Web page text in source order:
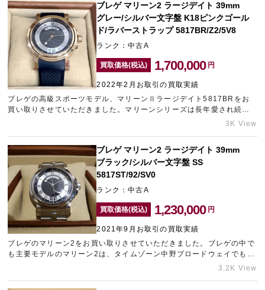
したらぜひタイムゾーン中野ブロードウェイまでご相談ください。タ
イムゾーン中野ブロードウェイは中野のブランド買取ナンバーワンを
目指しております。
ブレゲ マリーン2 ラージデイト 39mm
グレー/シルバー文字盤 K18ピンクゴール
ド/ラバーストラップ 5817BR/Z2/5V8
ランク：中古A
買取価格(税込) 1,700,000 円
2022年2月お取引の買取実績
ブレゲの高級スポーツモデル、マリーンⅡラージデイト5817BRをお
買い取りさせていただきました。マリーンシリーズは長年愛され続け
ている人気モデルで、生産終了後もこちらの時計を求める方は少なく
化はなかったことから高額査定となりました。ギャラリーレアはブラ
ンド時計の買取にも力を入れております。ご相談いただけますとどこ
よりも高い金額をご提示できる自信がありますので、売却をご検討の
際はぜひ一度ご利用くださいませ。ギャラリーレアLAB大阪は、ブラ
ンド宅配買取No1を目指しております！
3K View
ブレゲ マリーン2 ラージデイト 39mm
ブラック/シルバー文字盤 SS
5817ST/92/SV0
ランク：中古A
買取価格(税込) 1,230,000 円
2021年9月お取引の買取実績
ブレゲのマリーン2をお買い取りさせていただきました。ブレゲの中で
も主要モデルのマリーン2は、タイムゾーン中野ブロードウェイでもお
問い合わせをいただくことが多いモデルです。こちらは需要の多いお
3.2K View